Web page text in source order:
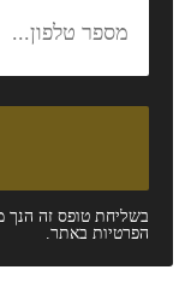
בשליחת טופס זה
הפרטיות באתר.